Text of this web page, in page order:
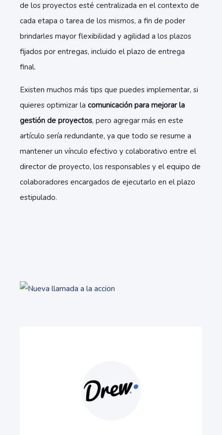
de los proyectos esté centralizada en el contexto de
cada etapa o tarea de los mismos, a fin de poder
brindarles mayor flexibilidad y agilidad a los plazos
fijados por entregas, incluido el plazo de entrega
final.
Existen muchos más tips que puedes implementar, si
quieres optimizar la comunicación para mejorar la
gestión de proyectos, pero agregar más en este
artículo sería redundante, ya que todo se resume a
mantener un vínculo efectivo y colaborativo entre el
director de proyecto, los responsables y el equipo de
colaboradores encargados de ejecutarlo en el plazo
estipulado.